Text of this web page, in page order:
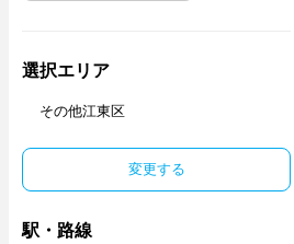
選択エリア
その他江東区
変更する
駅・路線